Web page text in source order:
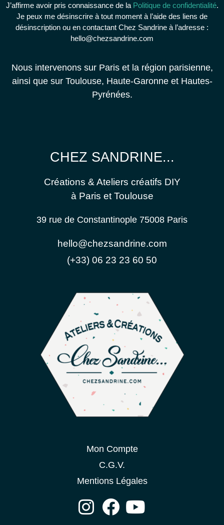
J’affirme avoir pris connaissance de la Politique de confidentialité.
Je peux me désinscrire à tout moment à l’aide des liens de
désinscription ou en contactant Chez Sandrine à l’adresse :
hello@chezsandrine.com
Nous intervenons sur Paris et la région parisienne,
ainsi que sur Toulouse, Haute-Garonne et Hautes-
Pyrénées.
CHEZ SANDRINE...
Créations & Ateliers créatifs DIY
à Paris et Toulouse
39 rue de Constantinople 75008 Paris
hello@chezsandrine.com
(+33) 06 23 23 60 50
Mon Compte
C.G.V.
Mentions Légales